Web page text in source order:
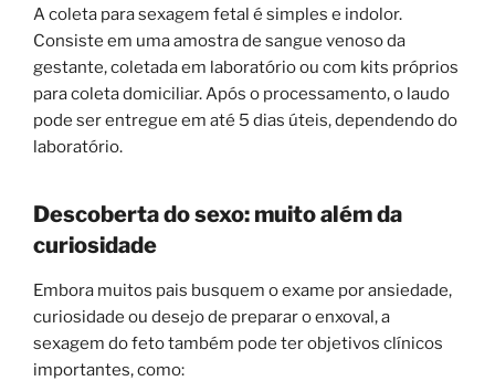
A coleta para sexagem fetal é simples e indolor.
Consiste em uma amostra de sangue venoso da
gestante, coletada em laboratório ou com kits próprios
para coleta domiciliar. Após o processamento, o laudo
pode ser entregue em até 5 dias úteis, dependendo do
laboratório.
Descoberta do sexo: muito além da
curiosidade
Embora muitos pais busquem o exame por ansiedade,
curiosidade ou desejo de preparar o enxoval, a
sexagem do feto também pode ter objetivos clínicos
importantes, como: